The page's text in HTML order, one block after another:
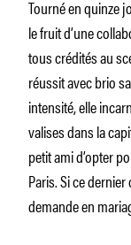
Tourné en quinze
le fruit d’une
tous crédités au
réussit avec brio
intensité, elle
valises dans la
petit ami d’opter
Paris. Si ce
demande en